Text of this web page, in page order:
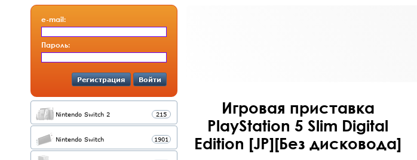
e-mail:
Пароль:
Регистрация Войти
Nintendo Switch 2 215
Nintendo Switch 1901
Игровая приставка
PlayStation 5 Slim Digital
Edition [JP][Без дисковода]